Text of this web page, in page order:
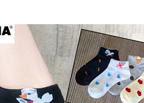
В упаковке:
10 шт.
Количество: